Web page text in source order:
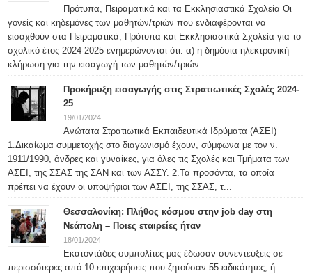
Πρότυπα, Πειραματικά και τα Εκκλησιαστικά Σχολεία Οι
γονείς και κηδεμόνες των μαθητών/τριών που ενδιαφέρονται να
εισαχθούν στα Πειραματικά, Πρότυπα και Εκκλησιαστικά Σχολεία για το
σχολικό έτος 2024-2025 ενημερώνονται ότι: α) η δημόσια ηλεκτρονική
κλήρωση για την εισαγωγή των μαθητών/τριών...
Προκήρυξη εισαγωγής στις Στρατιωτικές Σχολές 2024-
25
19/01/2024
Ανώτατα Στρατιωτικά Εκπαιδευτικά Ιδρύματα (ΑΣΕΙ)
1.Δικαίωμα συμμετοχής στο διαγωνισμό έχουν, σύμφωνα με τον ν.
1911/1990, άνδρες και γυναίκες, για όλες τις Σχολές και Τμήματα των
ΑΣΕΙ, της ΣΣΑΣ της ΣΑΝ και των ΑΣΣΥ. 2.Τα προσόντα, τα οποία
πρέπει να έχουν οι υποψήφιοι των ΑΣΕΙ, της ΣΣΑΣ, τ...
Θεσσαλονίκη: Πλήθος κόσμου στην job day στη
Νεάπολη – Ποιες εταιρείες ήταν
18/01/2024
Εκατοντάδες συμπολίτες μας έδωσαν συνεντεύξεις σε
περισσότερες από 10 επιχειρήσεις που ζητούσαν 55 ειδικότητες, ή